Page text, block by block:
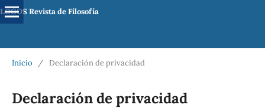
LOGOS Revista de Filosofía
Inicio / Declaración de privacidad
Declaración de privacidad